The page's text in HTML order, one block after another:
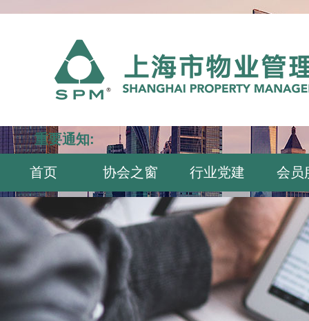
重要通知:
首页 协会之窗 行业党建 会员